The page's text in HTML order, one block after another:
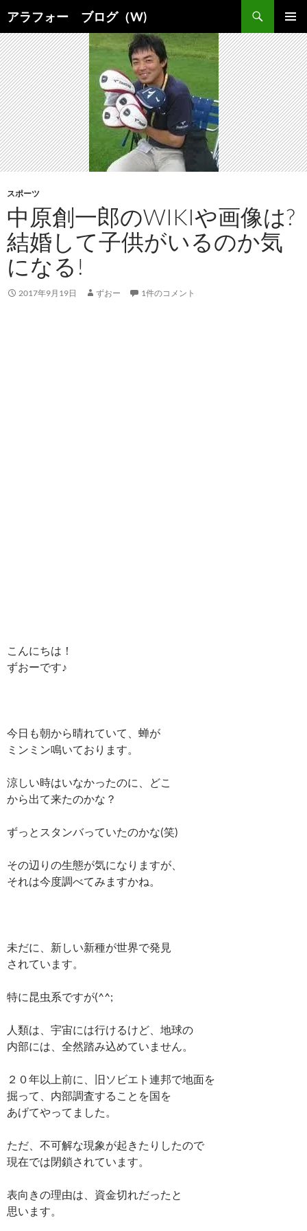
ン
テ
ン
ツ
へ
ス
キ
ッ
プ
アラフォー ブログ（W)
索
メインメ
ニュー
スポーツ
中原創一郎のWIKIや画像は?
結婚して子供がいるのか気
になる!
2017年9月19日 ずおー 1件のコメント
こんにちは！
ずおーです♪
今日も朝から晴れていて、蝉が
ミンミン鳴いております。
涼しい時はいなかったのに、どこ
から出て来たのかな？
ずっとスタンバっていたのかな(笑)
その辺りの生態が気になりますが、
それは今度調べてみますかね。
未だに、新しい新種が世界で発見
されています。
特に昆虫系ですが(^^;
人類は、宇宙には行けるけど、地球の
内部には、全然踏み込めていません。
２０年以上前に、旧ソビエト連邦で地面を
掘って、内部調査することを国を
あげてやってました。
ただ、不可解な現象が起きたりしたので
現在では閉鎖されています。
表向きの理由は、資金切れだったと
思います。